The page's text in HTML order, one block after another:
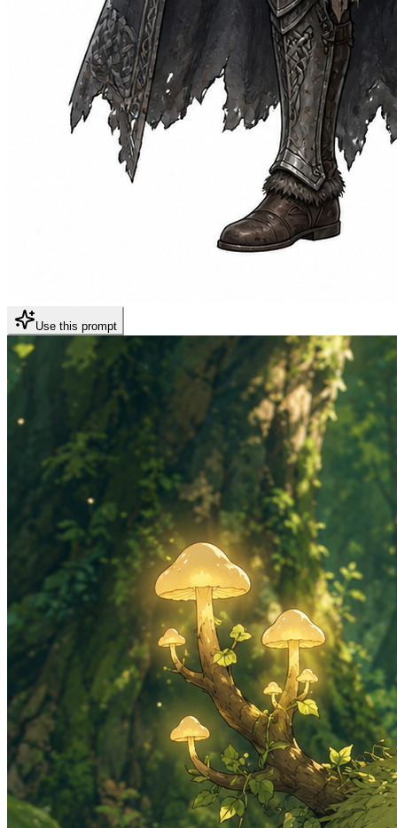
Use this prompt